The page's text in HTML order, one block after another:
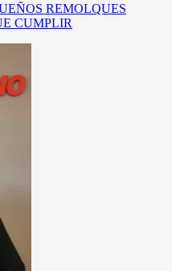
REMOLQUES
CUMPLIR